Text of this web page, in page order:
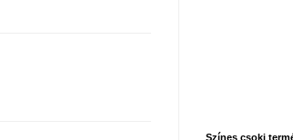
Színes csoki